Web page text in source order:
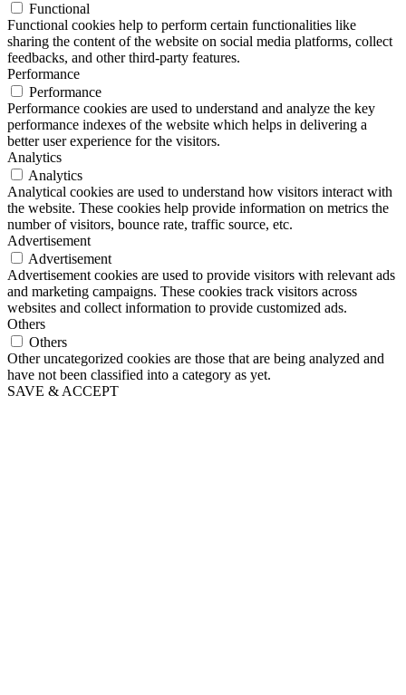
Functional
Functional cookies help to perform certain functionalities like
sharing the content of the website on social media platforms, collect
feedbacks, and other third-party features.
Performance
Performance
Performance cookies are used to understand and analyze the key
performance indexes of the website which helps in delivering a
better user experience for the visitors.
Analytics
Analytics
Analytical cookies are used to understand how visitors interact with
the website. These cookies help provide information on metrics the
number of visitors, bounce rate, traffic source, etc.
Advertisement
Advertisement
Advertisement cookies are used to provide visitors with relevant ads
and marketing campaigns. These cookies track visitors across
websites and collect information to provide customized ads.
Others
Others
Other uncategorized cookies are those that are being analyzed and
have not been classified into a category as yet.
SAVE & ACCEPT